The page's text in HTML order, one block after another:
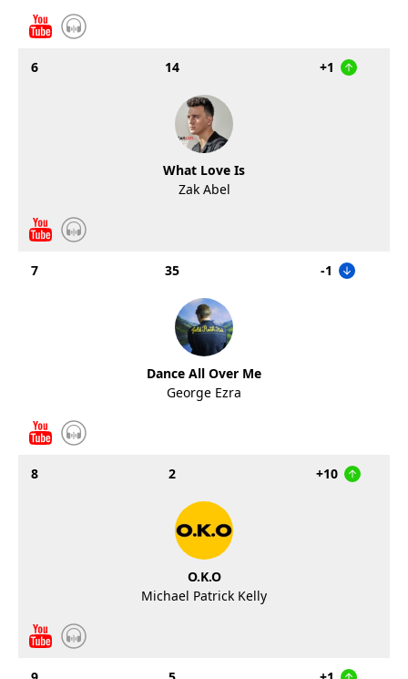
6 14 +1
What Love Is
Zak Abel
7 35 -1
Dance All Over Me
George Ezra
8 2 +10
O.K.O
Michael Patrick Kelly